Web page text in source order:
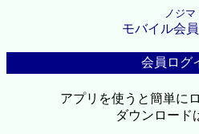
ノジマ
モバイル会
会員ログ
アプリを使うと簡単に
ダウンロード